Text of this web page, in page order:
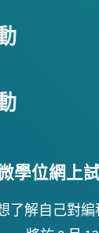
學位網上
了解自己對